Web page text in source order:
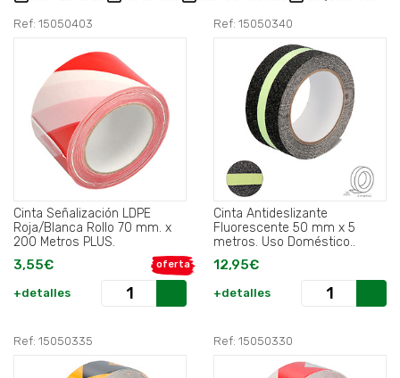
Ref: 15050403
Cinta Señalización LDPE
Roja/Blanca Rollo 70 mm. x
200 Metros PLUS.
oferta
3,55€
+detalles
Ref: 15050340
Cinta Antideslizante
Fluorescente 50 mm x 5
metros. Uso Doméstico..
12,95€
+detalles
Ref: 15050335 Ref: 15050330